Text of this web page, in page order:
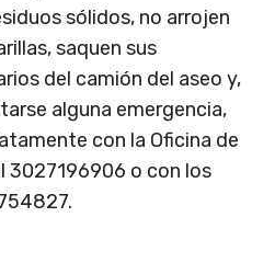
sólidos, no arrojen
saquen sus
del camión del aseo y,
alguna emergencia,
con la Oficina de
3027196906 o con los